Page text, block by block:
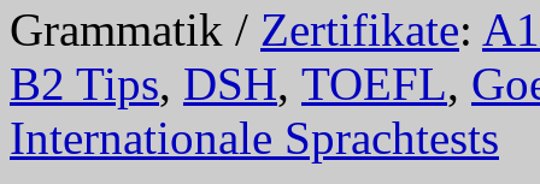
Grammatik / Zertifikate: A1
B2 Tips, DSH, TOEFL,
Internationale Sprachtests